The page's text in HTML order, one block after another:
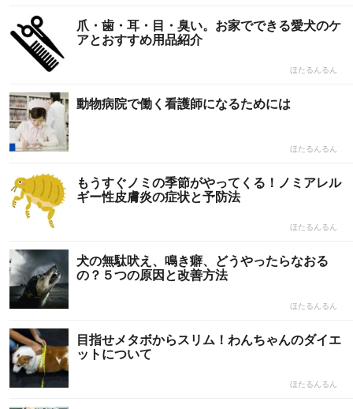
爪・歯・耳・目・臭い。お家でできる愛犬のケ
アとおすすめ用品紹介
ほたるんるん
動物病院で働く看護師になるためには
ほたるんるん
もうすぐノミの季節がやってくる！ノミアレル
ギー性皮膚炎の症状と予防法
ほたるんるん
犬の無駄吠え、鳴き癖、どうやったらなおる
の？５つの原因と改善方法
ほたるんるん
目指せメタボからスリム！わんちゃんのダイエ
ットについて
ほたるんるん